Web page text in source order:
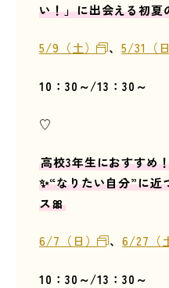
い！」に出会える初
5/9（土） 、5/31（日
10 ：30～/13：30～
♡
高校3年生におすすめ
✨“なりたい自分”に
ス🎀
6/7（日） 、6/27（
10 ：30～/13：30～